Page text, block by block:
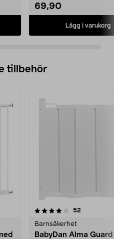
69,90
Lägg i varukorg
tillbehör
52
Barnsäkerhet
BabyDan Alma Guard